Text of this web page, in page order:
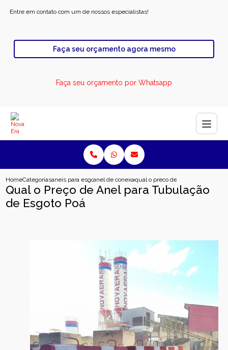
Entre em contato com um de nossos especialistas!
Faça seu orçamento agora mesmo
Faça seu orçamento por Whatsapp
HomeCategoriasaneis para esgotoanel de conexao para esgoto
qual o preco de anel para
Qual o Preço de Anel para Tubulação
de Esgoto Poá